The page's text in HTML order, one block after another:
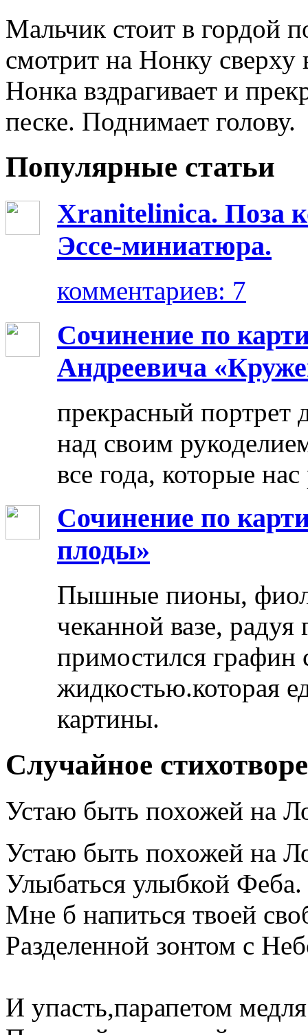
Мальчик стоит в гордой
смотрит на Нонку сверху
Нонка вздрагивает и
песке. Поднимает голову.
Популярные статьи
Xranitelinica. Поза
Эссе-миниатюра.
комментариев: 7
Сочинение по
Андреевича
прекрасный портрет
над своим
все года, которые
Сочинение по
плоды»
Пышные пионы,
чеканной вазе,
примостился графин
жидкостью.которая
картины.
Случайное
Устаю быть похожей на
Устаю быть похожей на
Улыбаться улыбкой Феба.
Мне б напиться твоей
Разделенной зонтом с
И упасть,парапетом медля